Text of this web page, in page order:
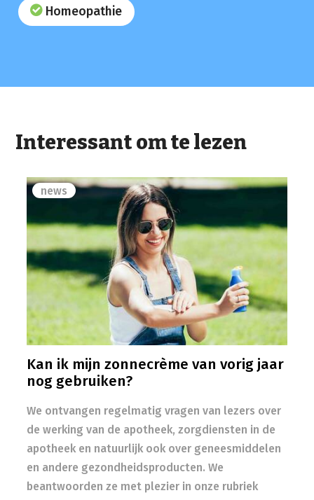
Homeopathie
Interessant om te lezen
news
Kan ik mijn zonnecrème van vorig jaar
nog gebruiken?
We ontvangen regelmatig vragen van lezers over
de werking van de apotheek, zorgdiensten in de
apotheek en natuurlijk ook over geneesmiddelen
en andere gezondheidsproducten. We
beantwoorden ze met plezier in onze rubriek